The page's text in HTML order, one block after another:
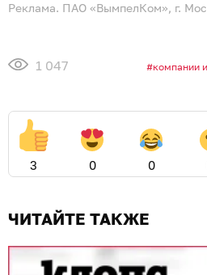
Реклама. ПАО «ВымпелКом», г.
1 047 компании
3 0 0
ЧИТАЙТЕ ТАКЖЕ